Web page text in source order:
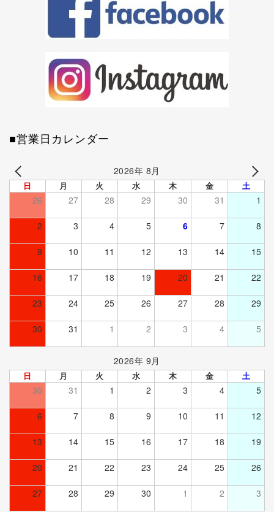
■営業日カレンダー
2026年 8月
日 月 火 水 木 金 土
26 27 28 29 30 31 1
2 3 4 5 6 7 8
9 10 11 12 13 14 15
16 17 18 19 20 21 22
23 24 25 26 27 28 29
30 31 1 2 3 4 5
2026年 9月
日 月 火 水 木 金 土
30 31 1 2 3 4 5
6 7 8 9 10 11 12
13 14 15 16 17 18 19
20 21 22 23 24 25 26
27 28 29 30 1 2 3